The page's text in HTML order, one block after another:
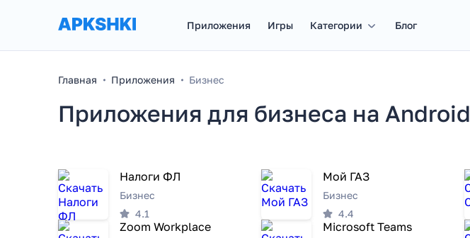
Приложения Игры Категории Блог
Главная Приложения Бизнес
Приложения для бизнеса на Android
Налоги ФЛ
Бизнес
4.1
Мой ГАЗ
Бизнес
4.4
Zoom Workplace Microsoft Teams